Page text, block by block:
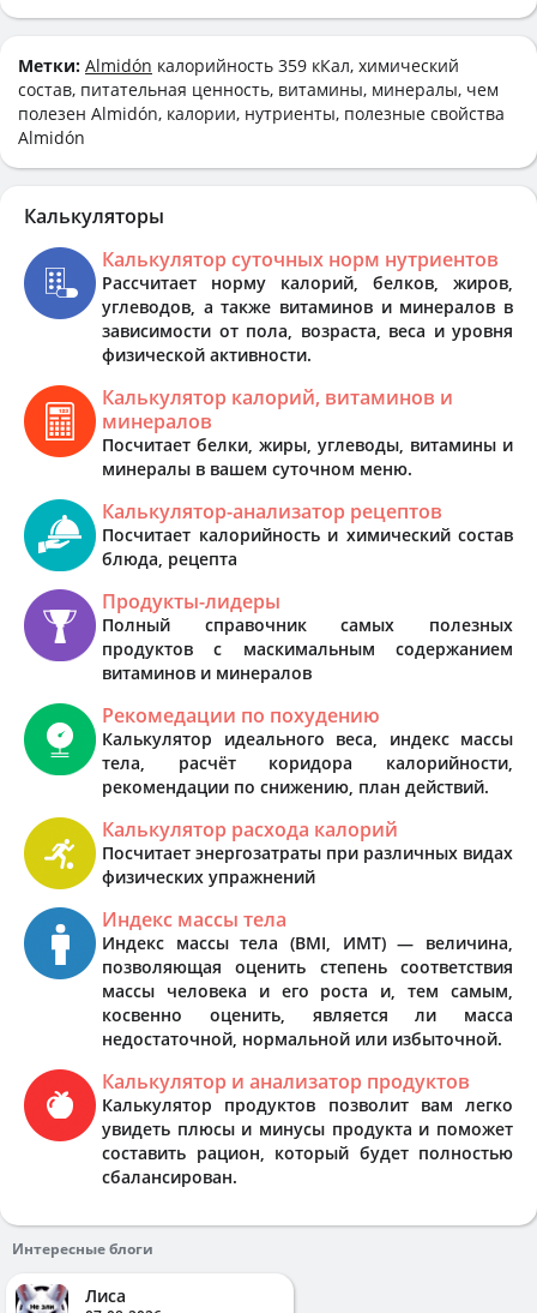
Метки: Almidón калорийность 359 кКал, химический
состав, питательная ценность, витамины, минералы, чем
полезен Almidón, калории, нутриенты, полезные свойства
Almidón
Калькуляторы
Калькулятор суточных норм нутриентов
Рассчитает норму калорий, белков, жиров,
углеводов, а также витаминов и минералов в
зависимости от пола, возраста, веса и уровня
физической активности.
Калькулятор калорий, витаминов и
минералов
Посчитает белки, жиры, углеводы, витамины и
минералы в вашем суточном меню.
Калькулятор-анализатор рецептов
Посчитает калорийность и химический состав
блюда, рецепта
Продукты-лидеры
Полный справочник самых полезных
продуктов с маскимальным содержанием
витаминов и минералов
Рекомедации по похудению
Калькулятор идеального веса, индекс массы
тела, расчёт коридора калорийности,
рекомендации по снижению, план действий.
Калькулятор расхода калорий
Посчитает энергозатраты при различных видах
физических упражнений
Индекс массы тела
Индекс массы тела (BMI, ИМТ) — величина,
позволяющая оценить степень соответствия
массы человека и его роста и, тем самым,
косвенно оценить, является ли масса
недостаточной, нормальной или избыточной.
Калькулятор и анализатор продуктов
Калькулятор продуктов позволит вам легко
увидеть плюсы и минусы продукта и поможет
составить рацион, который будет полностью
сбалансирован.
Интересные блоги
Лиса